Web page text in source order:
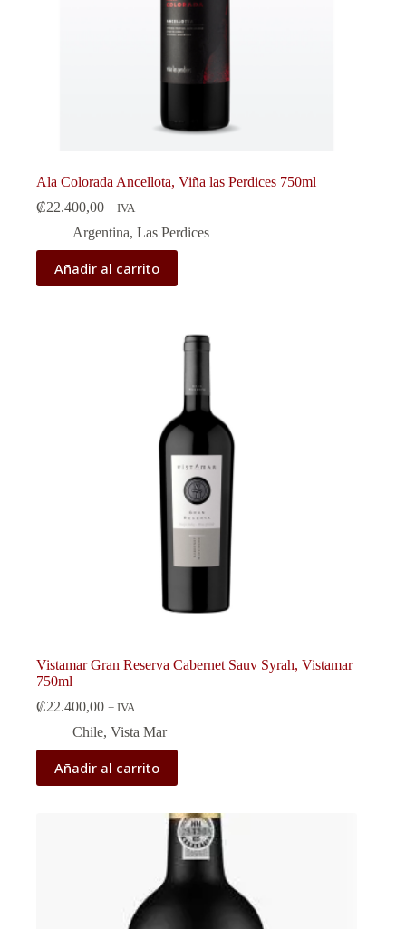
Ala Colorada Ancellota, Viña las Perdices 750ml
₡22.400,00 + IVA
Argentina, Las Perdices
Añadir al carrito
Vistamar Gran Reserva Cabernet Sauv Syrah, Vistamar
750ml
₡22.400,00 + IVA
Chile, Vista Mar
Añadir al carrito